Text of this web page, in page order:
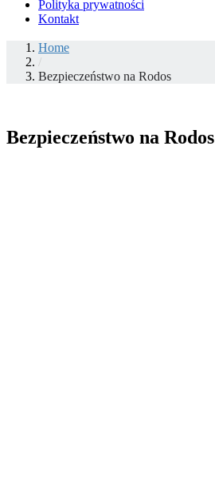
Polityka prywatności
Kontakt
Home
/
Bezpieczeństwo na Rodos
Bezpieczeństwo na Rodos